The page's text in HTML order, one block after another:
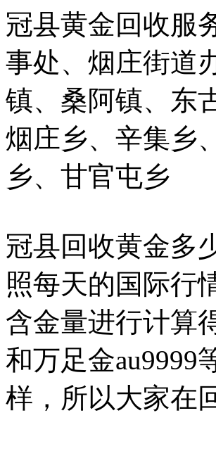
冠县黄金回收服
事处、烟庄街道
镇、桑阿镇、东
烟庄乡、辛集乡
乡、甘官屯乡
冠县回收黄金多
照每天的国际行
含金量进行计算
和万足金au9999
样，所以大家在